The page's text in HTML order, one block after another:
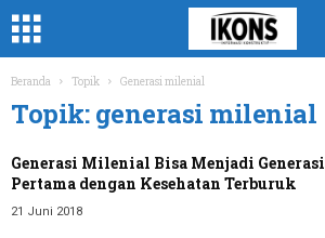
Beranda Topik Generasi milenial
Topik: generasi milenial
Generasi Milenial Bisa Menjadi Generasi
Pertama dengan Kesehatan Terburuk
21 Juni 2018